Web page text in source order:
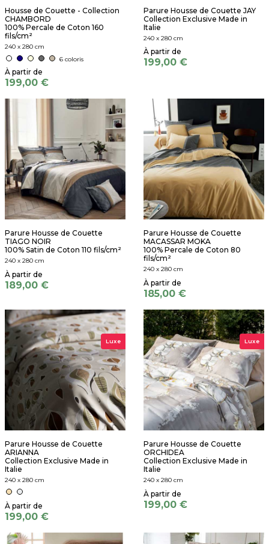
Housse de Couette - Collection
CHAMBORD
100% Percale de Coton 160
fils/cm²
240 x 280 cm
6 coloris
199,00 €
Parure Housse de Couette JAY
Collection Exclusive Made in
Italie
240 x 280 cm
199,00 €
Parure Housse de Couette
TIAGO NOIR
100% Satin de Coton 110 fils/cm²
240 x 280 cm
189,00 €
Parure Housse de Couette
MACASSAR MOKA
100% Percale de Coton 80
fils/cm²
240 x 280 cm
185,00 €
Luxe
Parure Housse de Couette
ARIANNA
Collection Exclusive Made in
Italie
240 x 280 cm
199,00 €
Luxe
Parure Housse de Couette
ORCHIDEA
Collection Exclusive Made in
Italie
240 x 280 cm
199,00 €